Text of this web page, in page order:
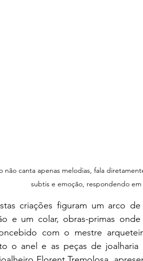
não canta apenas melodias, fala
subtis e emoção, respondendo
criações figuram um arco
e um colar, obras-primas
com o mestre
o anel e as peças de